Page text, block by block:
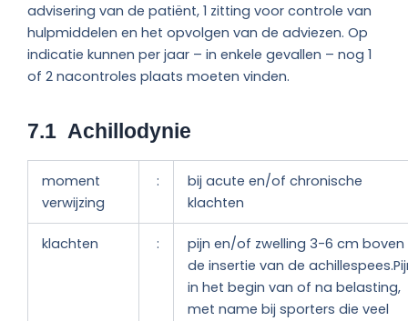
advisering van de patiënt, 1 zitting voor controle van
hulpmiddelen en het opvolgen van de adviezen. Op
indicatie kunnen per jaar – in enkele gevallen – nog 1
of 2 nacontroles plaats moeten vinden.
7.1 Achillodynie
moment
verwijzing
:
bij acute en/of chronische
klachten
klachten :
pijn en/of zwelling 3-6 cm boven
de insertie van de
in het begin van of na belasting,
met name bij sporters die veel